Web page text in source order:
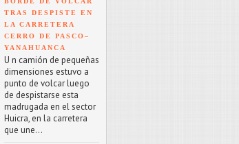
TRAS DESPISTE EN
LA CARRETERA
CERRO DE PASCO–
YANAHUANCA
U n camión de pequeñas
dimensiones estuvo a
punto de volcar luego
de despistarse esta
madrugada en el sector
Huicra, en la carretera
que une...